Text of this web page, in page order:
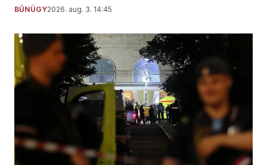
BŰNÜGY2026. aug. 3. 14:45